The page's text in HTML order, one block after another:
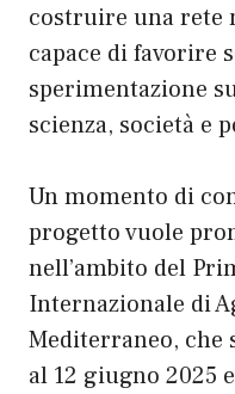
costruire una rete
capace di favorire
sperimentazione
scienza, società e
Un momento di
progetto vuole
nell’ambito del
Internazionale di
Mediterraneo, che
al 12 giugno 2025